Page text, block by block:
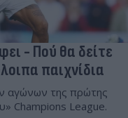
- Πού θα δείτε
παιχνίδια
αγώνων της πρώτης
Champions League.